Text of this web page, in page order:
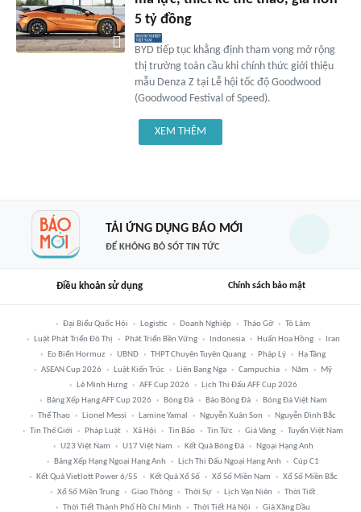
5 tỷ đồng
BYD tiếp tục khẳng định tham vọng mở rộng
thị trường toàn cầu khi chính thức giới thiệu
mẫu Denza Z tại Lễ hội tốc độ Goodwood
(Goodwood Festival of Speed).
XEM THÊM
TẢI ỨNG DỤNG BÁO MỚI
ĐỂ KHÔNG BỎ SÓT TIN TỨC
Điều khoản sử dụng Chính sách bảo mật
Đại Biểu Quốc Hội Logistic Doanh Nghiệp Tháo Gỡ
Tô Lâm
Luật Phát Triển Đô Thị
Phát Triển Bền Vững Indonesia Huấn Hoa Hồng
Iran
Eo Biển Hormuz
UBND THPT Chuyên Tuyên Quang Pháp Lý
Hạ Tầng
ASEAN Cup 2026
Luật Kiến Trúc Liên Bang Nga Campuchia Năm
Mỹ
Lê Minh Hưng
AFF Cup 2026
Lịch Thi Đấu AFF Cup 2026
Bảng Xếp Hạng AFF Cup 2026
Bóng Đá Báo Bóng Đá
Bóng Đá Việt Nam
Thể Thao
Lionel Messi Lamine Yamal Nguyễn Xuân Son
Nguyễn Đình Bắc
Tin Thế Giới
Pháp Luật Xã Hội Tin Bão Tin Tức Giá Vàng
Tuyển Việt Nam
U23 Việt Nam
U17 Việt Nam Kết Quả Bóng Đá
Ngoại Hạng Anh
Bảng Xếp Hạng Ngoại Hạng Anh
Lịch Thi Đấu Ngoại Hạng Anh
Cúp C1
Kết Quả Vietlott Power 6/55
Kết Quả Xổ Số Xổ Số Miền Nam
Xổ Số Miền Bắc
Xổ Số Miền Trung
Giao Thông Thời Sự Lịch Vạn Niên
Thời Tiết
Thời Tiết Thành Phố Hồ Chí Minh
Thời Tiết Hà Nội Giá Xăng Dầu